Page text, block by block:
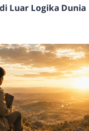
Luar Logika Dunia